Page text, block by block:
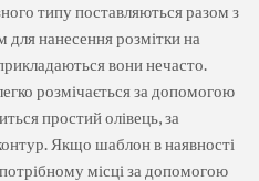
типу поставляються разом з
для нанесення розмітки на
вони нечасто.
розмічається за допомогою
простий олівець, за
Якщо шаблон в наявності
місці за допомогою